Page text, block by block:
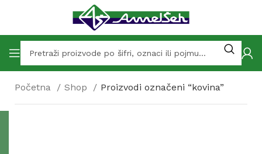
Početna Shop Proizvodi označeni “kovina”